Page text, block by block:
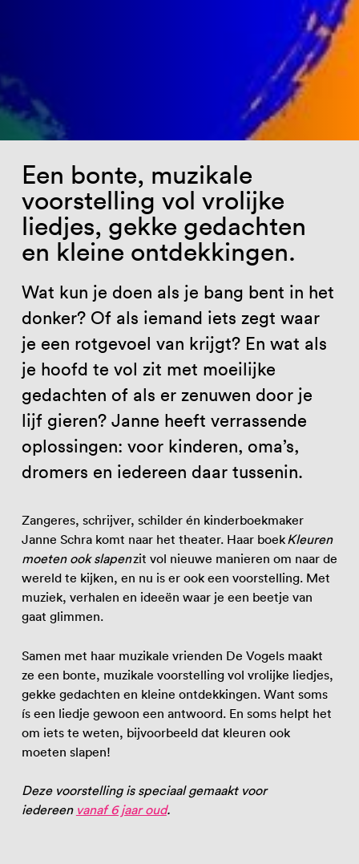
Een bonte, muzikale
voorstelling vol vrolijke
liedjes, gekke gedachten
en kleine ontdekkingen.
Wat kun je doen als je bang bent in het
donker? Of als iemand iets zegt waar
je een rotgevoel van krijgt? En wat als
je hoofd te vol zit met moeilijke
gedachten of als er zenuwen door je
lijf gieren? Janne heeft verrassende
oplossingen: voor kinderen, oma’s,
dromers en iedereen daar tussenin.
Zangeres, schrijver, schilder én kinderboekmaker
Janne Schra komt naar het theater. Haar boekKleuren
moeten ook slapenzit vol nieuwe manieren om naar de
wereld te kijken, en nu is er ook een voorstelling. Met
muziek, verhalen en ideeën waar je een beetje van
gaat glimmen.
Samen met haar muzikale vrienden De Vogels maakt
ze een bonte, muzikale voorstelling vol vrolijke liedjes,
gekke gedachten en kleine ontdekkingen. Want soms
ís een liedje gewoon een antwoord. En soms helpt het
om iets te weten, bijvoorbeeld dat kleuren ook
moeten slapen!
Deze voorstelling is speciaal gemaakt voor
iedereen vanaf 6 jaar oud.